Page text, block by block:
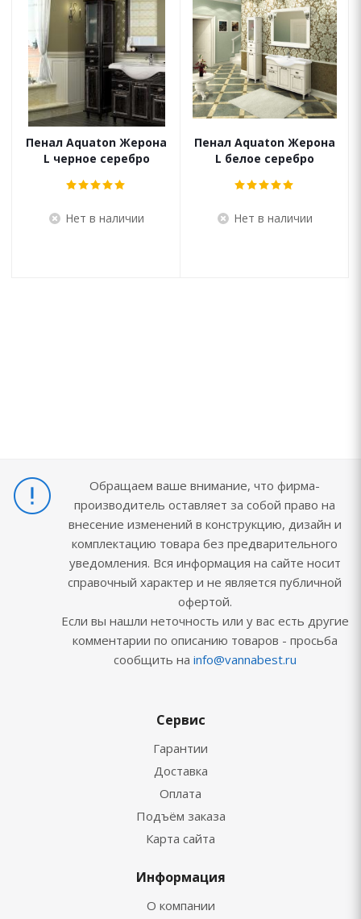
Пенал Aquaton Жерона
L черное серебро
Нет в наличии
Пенал Aquaton Жерона
L белое серебро
Нет в наличии
Обращаем ваше внимание, что фирма-
производитель оставляет за собой право на
внесение изменений в конструкцию, дизайн и
комплектацию товара без предварительного
уведомления. Вся информация на сайте носит
справочный характер и не является публичной
офертой.
Если вы нашли неточность или у вас есть другие
комментарии по описанию товаров - просьба
сообщить на info@vannabest.ru
Сервис
Гарантии
Доставка
Оплата
Подъём заказа
Карта сайта
Информация
О компании